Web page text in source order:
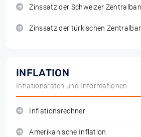
Zinssatz der Schweizer
Zinssatz der türkischen
INFLATION
Inflationsraten und Informationen
Inflationsrechner
Amerikanische Inflation